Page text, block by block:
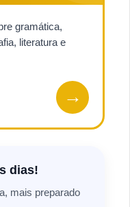
gramática,
literatura e
→
dias!
mais preparado